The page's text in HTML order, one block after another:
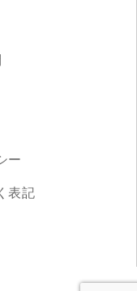
ー
表記